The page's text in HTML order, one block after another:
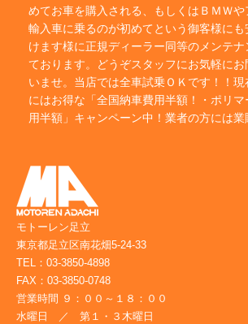
めてお車を購入される、もしくはＢＭＷや
輸入車に乗るのが初めてという御客様に
けます様に正規ディーラー同等のメンテナ
ております。どうぞスタッフにお気軽にお
いませ。当店では全車試乗ＯＫです！！
にはお得な「全国納車費用半額！・ポリ
用半額」キャンペーン中！業者の方には業
モトーレン足立
東京都足立区南花畑5-24-33
TEL：03-3850-4898
FAX：03-3850-0748
営業時間 ９：００～１８：００
水曜日 ／ 第１・３木曜日